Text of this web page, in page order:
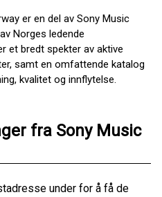
er en del av Sony Music
Norges ledende
et bredt spekter av aktive
samt en omfattende katalog
kvalitet og innflytelse.
fra Sony Music
under for å få de